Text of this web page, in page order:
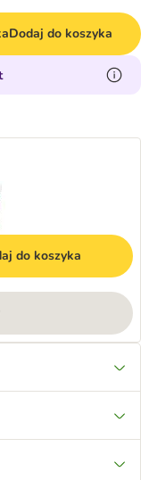
Dodaj do koszyka
do koszyka